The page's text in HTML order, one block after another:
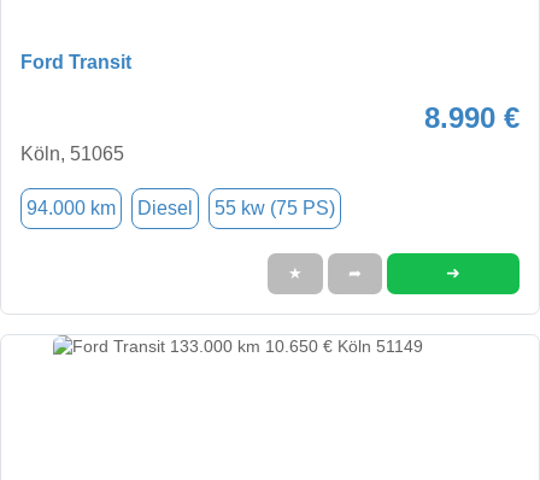
Ford Transit
8.990 €
Köln, 51065
94.000 km Diesel 55 kw (75 PS)
★ ➦ ➜